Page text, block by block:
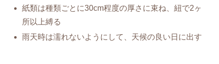
紙類は種類ごとに30cm程度の厚さに束ね、紐で2ヶ
所以上縛る
雨天時は濡れないようにして、天候の良い日に出す